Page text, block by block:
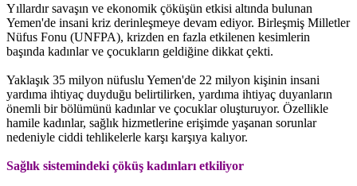
Yıllardır savaşın ve ekonomik çöküşün etkisi altında bulunan
Yemen'de insani kriz derinleşmeye devam ediyor. Birleşmiş Milletler
Nüfus Fonu (UNFPA), krizden en fazla etkilenen kesimlerin
başında kadınlar ve çocukların geldiğine dikkat çekti.
Yaklaşık 35 milyon nüfuslu Yemen'de 22 milyon kişinin insani
yardıma ihtiyaç duyduğu belirtilirken, yardıma ihtiyaç duyanların
önemli bir bölümünü kadınlar ve çocuklar oluşturuyor. Özellikle
hamile kadınlar, sağlık hizmetlerine erişimde yaşanan sorunlar
nedeniyle ciddi tehlikelerle karşı karşıya kalıyor.
Sağlık sistemindeki çöküş kadınları etkiliyor